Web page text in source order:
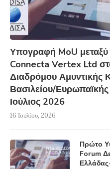
Υπογραφή MoU
Connecta Vertex Ltd
Διαδρόμου Αμυντικής
Βασιλείου/
Ιούλιος 2026
16 Ιουλίου, 2026
Πρώτο
Forum